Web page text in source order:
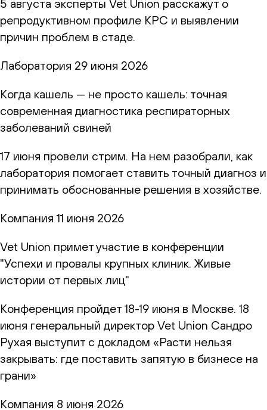
5 августа эксперты Vet Union расскажут о
репродуктивном профиле КРС и выявлении
причин проблем в стаде.
Лаборатория 29 июня 2026
Когда кашель — не просто кашель: точная
современная диагностика респираторных
заболеваний свиней
17 июня провели стрим. На нем разобрали, как
лаборатория помогает ставить точный диагноз и
принимать обоснованные решения в хозяйстве.
Компания 11 июня 2026
Vet Union примет участие в конференции
"Успехи и провалы крупных клиник. Живые
истории от первых лиц"
Конференция пройдет 18-19 июня в Москве. 18
июня генеральный директор Vet Union Сандро
Рухая выступит с докладом «Расти нельзя
закрывать: где поставить запятую в бизнесе на
грани»
Компания 8 июня 2026